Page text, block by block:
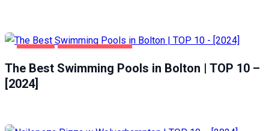
The Best Swimming Pools in Bolton | TOP 10 –
[2024]